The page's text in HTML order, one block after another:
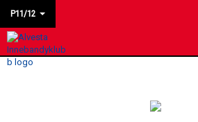
P11/12
HEM